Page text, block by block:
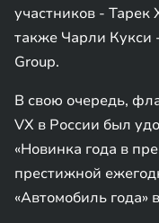
участников - Тарек
также Чарли Кукси
Group.
В свою очередь,
VX в России был
«Новинка года в
престижной
«Автомобиль года»